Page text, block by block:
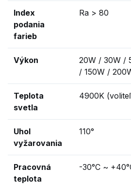
Index
podania
farieb
Ra > 80
Výkon
20W / 30W /
/ 150W /
Teplota
svetla
4900K
Uhol
vyžarovania
110°
Pracovná
teplota
-30°C ~